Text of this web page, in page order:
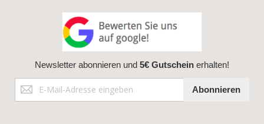
Newsletter abonnieren und 5€ Gutschein erhalten!
Anmeldung
zum
Abonnieren